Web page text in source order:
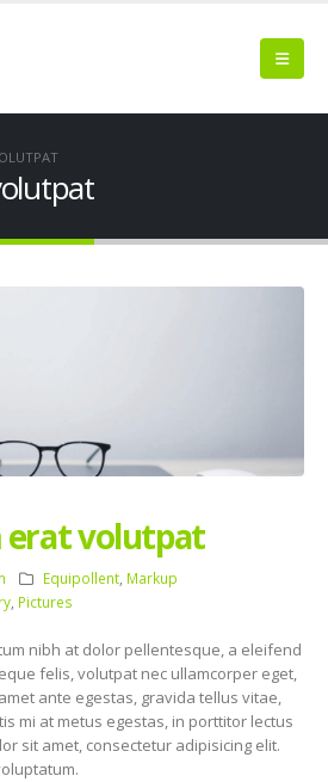
erat volutpat
Equipollent, Markup
, Pictures
nibh at dolor pellentesque, a eleifend
felis, volutpat nec ullamcorper eget,
ante egestas, gravida tellus vitae,
mi at metus egestas, in porttitor lectus
sit amet, consectetur adipisicing elit.